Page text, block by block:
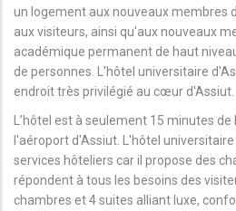
un logement aux nouveaux membres
aux visiteurs, ainsi qu'aux nouveaux
académique permanent de haut
de personnes. L'hôtel universitaire
endroit très privilégié au cœur d'Assiut.
L’hôtel est à seulement 15 minutes
l'aéroport d'Assiut. L'hôtel
services hôteliers car il propose des
répondent à tous les besoins des
chambres et 4 suites alliant luxe,